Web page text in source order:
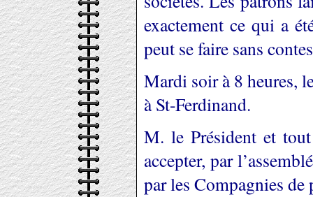
exactement ce qui a
peut se faire sans
Mardi soir à 8 heures,
à St-Ferdinand.
M. le Président et
accepter, par
par les Compagnies de